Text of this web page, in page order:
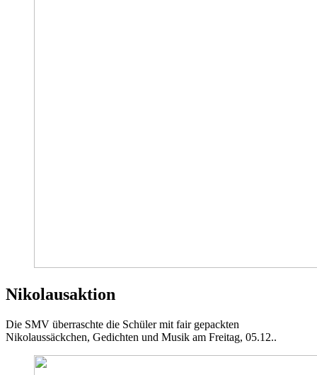
Nikolausaktion
Die SMV überraschte die Schüler mit fair gepackten
Nikolaussäckchen, Gedichten und Musik am Freitag, 05.12..